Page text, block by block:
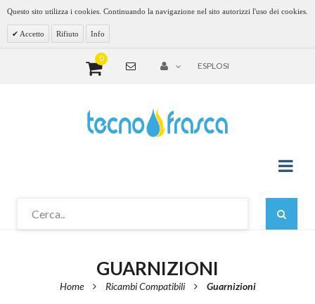
Questo sito utilizza i cookies. Continuando la navigazione nel sito autorizzi l'uso dei cookies.
Accetto Rifiuto Info
0
ESPLOSI
GUARNIZIONI
Home Ricambi Compatibili Guarnizioni